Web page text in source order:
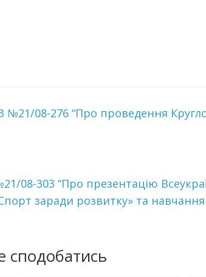
№21/08-276 “Про проведення
08-303 “Про презентацію
заради розвитку» та